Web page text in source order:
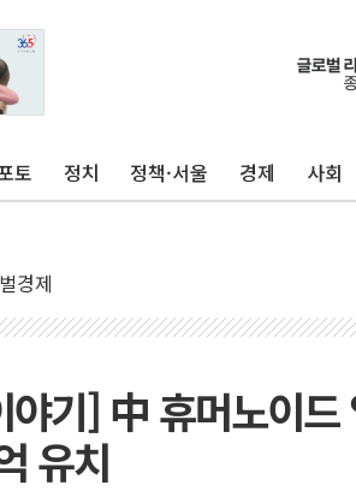
토 정치 정책·서울 경제 사회
경제
기] 中 휴머노이
유치